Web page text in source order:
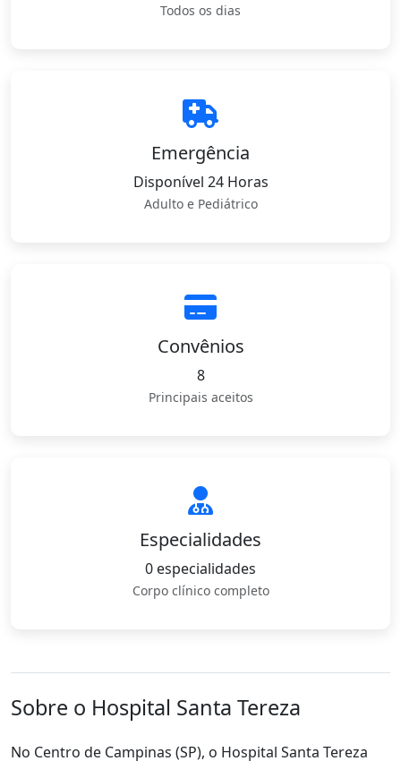
Todos os dias
Emergência
Disponível 24 Horas
Adulto e Pediátrico
Convênios
8
Principais aceitos
Especialidades
0 especialidades
Corpo clínico completo
Sobre o Hospital Santa Tereza
No Centro de Campinas (SP), o Hospital Santa Tereza